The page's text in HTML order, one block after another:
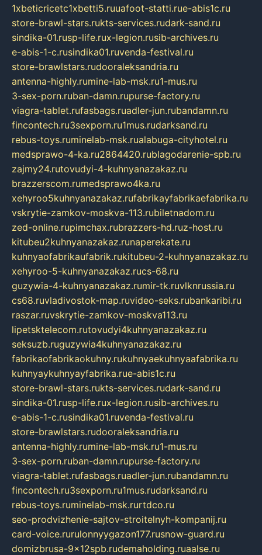
1xbeticricetc1xbetti5.ruuafoot-statti.rue-abis1c.ru
store-brawl-stars.rukts-services.rudark-sand.ru
sindika-01.rusp-life.rux-legion.rusib-archives.ru
e-abis-1-c.rusindika01.ruvenda-festival.ru
store-brawlstars.rudooraleksandria.ru
antenna-highly.rumine-lab-msk.ru1-mus.ru
3-sex-porn.ruban-damn.rupurse-factory.ru
viagra-tablet.rufasbags.ruadler-jun.rubandamn.ru
fincontech.ru3sexporn.ru1mus.rudarksand.ru
rebus-toys.ruminelab-msk.rualabuga-cityhotel.ru
medsprawo-4-ka.ru2864420.rublagodarenie-spb.ru
zajmy24.rutovudyi-4-kuhnyanazakaz.ru
brazzerscom.rumedsprawo4ka.ru
xehyroo5kuhnyanazakaz.rufabrikayfabrikaefabrika.ru
vskrytie-zamkov-moskva-113.rubiletnadom.ru
zed-online.rupimchax.rubrazzers-hd.ruz-host.ru
kitubeu2kuhnyanazakaz.runaperekate.ru
kuhnyaofabrikaufabrik.rukitubeu-2-kuhnyanazakaz.ru
xehyroo-5-kuhnyanazakaz.rucs-68.ru
guzywia-4-kuhnyanazakaz.rumir-tk.ruvlknrussia.ru
cs68.ruvladivostok-map.ruvideo-seks.rubankaribi.ru
raszar.ruvskrytie-zamkov-moskva113.ru
lipetsktelecom.rutovudyi4kuhnyanazakaz.ru
seksuzb.ruguzywia4kuhnyanazakaz.ru
fabrikaofabrikaokuhny.rukuhnyaekuhnyaafabrika.ru
kuhnyaykuhnyayfabrika.rue-abis1c.ru
store-brawl-stars.rukts-services.rudark-sand.ru
sindika-01.rusp-life.rux-legion.rusib-archives.ru
e-abis-1-c.rusindika01.ruvenda-festival.ru
store-brawlstars.rudooraleksandria.ru
antenna-highly.rumine-lab-msk.ru1-mus.ru
3-sex-porn.ruban-damn.rupurse-factory.ru
viagra-tablet.rufasbags.ruadler-jun.rubandamn.ru
fincontech.ru3sexporn.ru1mus.rudarksand.ru
rebus-toys.ruminelab-msk.rurtdco.ru
seo-prodvizhenie-sajtov-stroitelnyh-kompanij.ru
card-voice.rurulonnyygazon177.rusnow-guard.ru
domizbrusa-9x12spb.rudemaholding.ruaalse.ru